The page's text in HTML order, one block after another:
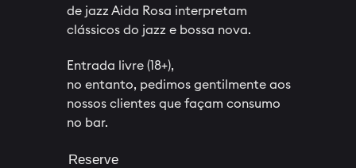
Entrada livre (18+),
no entanto, pedimos gentilmente aos
nossos clientes que façam consumo
no bar.
de jazz Aida Rosa interpretam
clássicos do jazz e bossa nova.
Reserve